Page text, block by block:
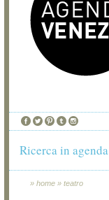
Ricerca in agenda
» home » teatro